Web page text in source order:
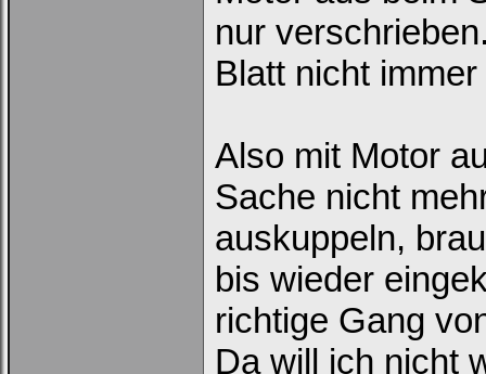
nur
Blatt nicht
Also mit Motor
Sache nicht
auskuppeln,
bis wieder
richtige Gang
Da will ich nicht